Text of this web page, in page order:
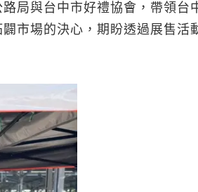
局與台中市好禮協會，帶領台
市場的決心，期盼透過展售活